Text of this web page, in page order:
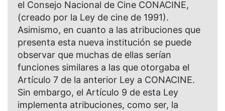
el Consejo Nacional de Cine CONACINE,
(creado por la Ley de cine de 1991).
Asimismo, en cuanto a las atribuciones que
presenta esta nueva institución se puede
observar que muchas de ellas serían
funciones similares a las que otorgaba el
Artículo 7 de la anterior Ley a CONACINE.
Sin embargo, el Artículo 9 de esta Ley
implementa atribuciones, como ser, la